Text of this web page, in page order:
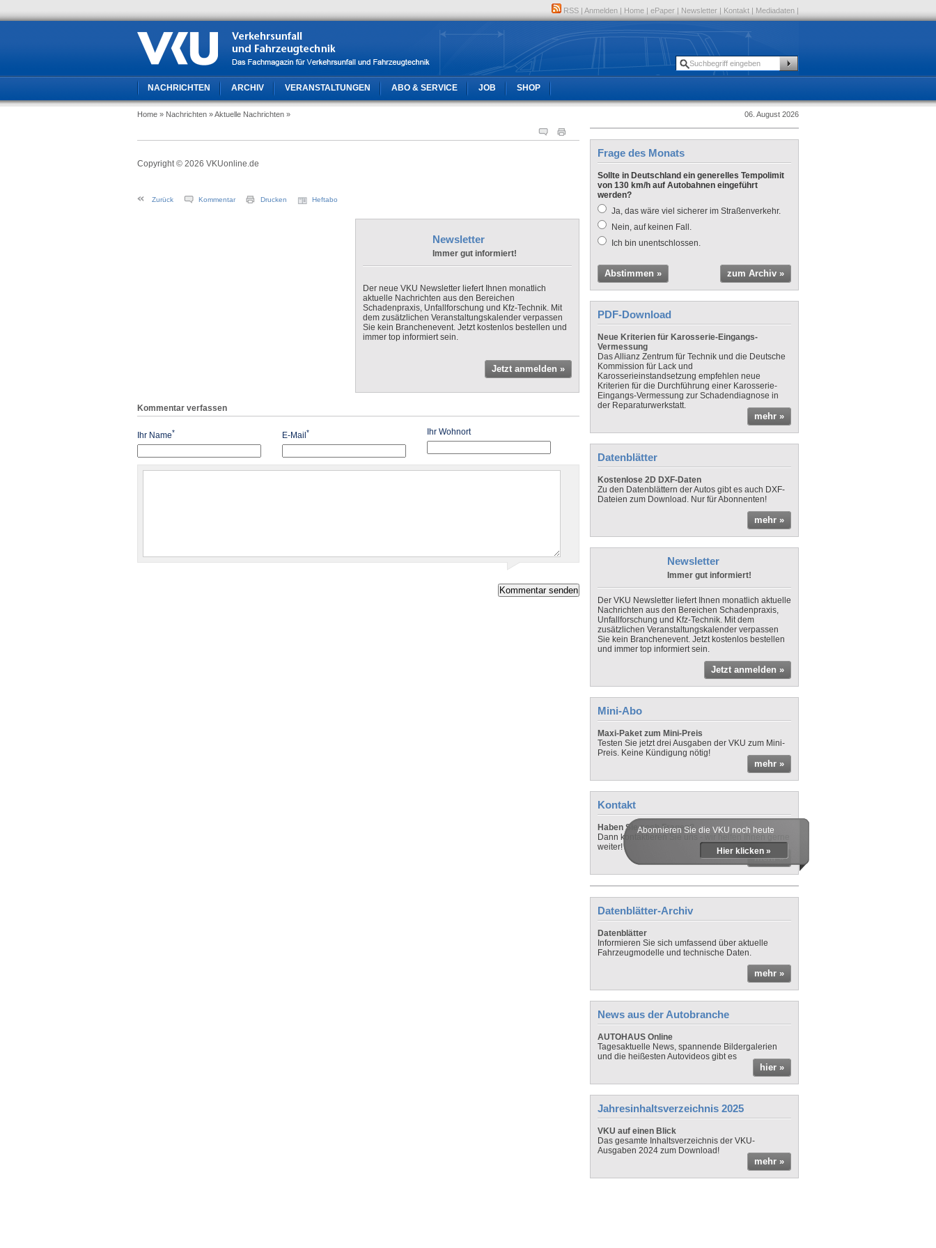
RSS | Anmelden | Home | ePaper | Newsletter | Kontakt | Mediadaten |
NACHRICHTEN ARCHIV VERANSTALTUNGEN ABO & SERVICE JOB SHOP
Home » Nachrichten » Aktuelle Nachrichten » 06. August 2026
Copyright © 2026 VKUonline.de
Zurück Kommentar Drucken Heftabo
Newsletter
Immer gut informiert!
Der neue VKU Newsletter liefert Ihnen monatlich
aktuelle Nachrichten aus den Bereichen
Schadenpraxis, Unfallforschung und Kfz-Technik. Mit
dem zusätzlichen Veranstaltungskalender verpassen
Sie kein Branchenevent. Jetzt kostenlos bestellen und
immer top informiert sein.
Jetzt anmelden »
Kommentar verfassen
Ihr Name* E-Mail * Ihr Wohnort
Frage des Monats
Sollte in Deutschland ein generelles Tempolimit
von 130 km/h auf Autobahnen eingeführt
werden?
Ja, das wäre viel sicherer im Straßenverkehr.
Nein, auf keinen Fall.
Ich bin unentschlossen.
Abstimmen » zum Archiv »
PDF-Download
Neue Kriterien für Karosserie-Eingangs-
Vermessung
Das Allianz Zentrum für Technik und die Deutsche
Kommission für Lack und
Karosserieinstandsetzung empfehlen neue
Kriterien für die Durchführung einer Karosserie-
Eingangs-Vermessung zur Schadendiagnose in
der Reparaturwerkstatt.
mehr »
Datenblätter
Kostenlose 2D DXF-Daten
Zu den Datenblättern der Autos gibt es auch DXF-
Dateien zum Download. Nur für Abonnenten!
mehr »
Newsletter
Immer gut informiert!
Der VKU Newsletter liefert Ihnen monatlich aktuelle
Nachrichten aus den Bereichen Schadenpraxis,
Unfallforschung und Kfz-Technik. Mit dem
zusätzlichen Veranstaltungskalender verpassen
Sie kein Branchenevent. Jetzt kostenlos bestellen
und immer top informiert sein.
Jetzt anmelden »
Mini-Abo
Maxi-Paket zum Mini-Preis
Testen Sie jetzt drei Ausgaben der VKU zum Mini-
Preis. Keine Kündigung nötig!
mehr »
Kontakt
Haben Sie noch Fragen?
Dann kontaktieren Sie uns - wir helfen Ihnen gerne
weiter!
mehr »
Abonnieren Sie die VKU noch heute
Hier klicken »
Datenblätter-Archiv
Datenblätter
Informieren Sie sich umfassend über aktuelle
Fahrzeugmodelle und technische Daten.
mehr »
News aus der Autobranche
AUTOHAUS Online
Tagesaktuelle News, spannende Bildergalerien
und die heißesten Autovideos gibt es
hier »
Jahresinhaltsverzeichnis 2025
VKU auf einen Blick
Das gesamte Inhaltsverzeichnis der VKU-
Ausgaben 2024 zum Download!
mehr »